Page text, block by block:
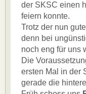
der SKSC einen
feiern konnte.
Trotz der nun
denn bei
noch eng für uns
Die
ersten Mal in der
gerade die